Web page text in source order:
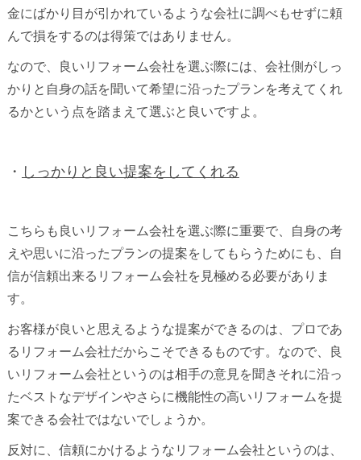
金にばかり目が引かれているような会社に調べもせずに頼
んで損をするのは得策ではありません。
なので、良いリフォーム会社を選ぶ際には、会社側がしっ
かりと自身の話を聞いて希望に沿ったプランを考えてくれ
るかという点を踏まえて選ぶと良いですよ。
・ しっかりと良い提案をしてくれる
こちらも良いリフォーム会社を選ぶ際に重要で、自身の考
えや思いに沿ったプランの提案をしてもらうためにも、自
信が信頼出来るリフォーム会社を見極める必要がありま
す。
お客様が良いと思えるような提案ができるのは、プロであ
るリフォーム会社だからこそできるものです。なので、良
いリフォーム会社というのは相手の意見を聞きそれに沿っ
たベストなデザインやさらに機能性の高いリフォームを提
案できる会社ではないでしょうか。
反対に、信頼にかけるようなリフォーム会社というのは、